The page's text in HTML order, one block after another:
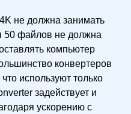
не должна занимать
50 файлов не должна
компьютер
конвертеров
используют только
задействует и
ускорению с